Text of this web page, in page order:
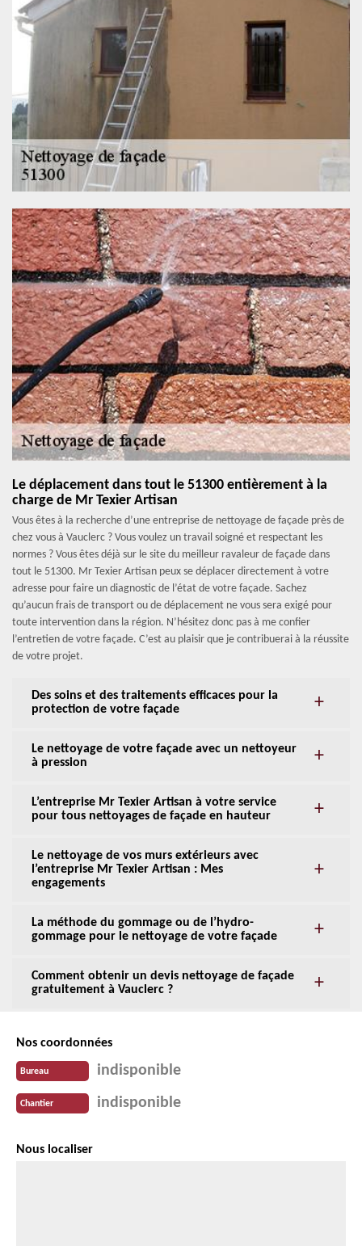
Le déplacement dans tout le 51300 entièrement à la
charge de Mr Texier Artisan
Vous êtes à la recherche d’une entreprise de nettoyage de façade près de
chez vous à Vauclerc ? Vous voulez un travail soigné et respectant les
normes ? Vous êtes déjà sur le site du meilleur ravaleur de façade dans
tout le 51300. Mr Texier Artisan peux se déplacer directement à votre
adresse pour faire un diagnostic de l’état de votre façade. Sachez
qu’aucun frais de transport ou de déplacement ne vous sera exigé pour
toute intervention dans la région. N’hésitez donc pas à me confier
l’entretien de votre façade. C’est au plaisir que je contribuerai à la réussite
de votre projet.
Des soins et des traitements efficaces pour la
protection de votre façade
Le nettoyage de votre façade avec un nettoyeur
à pression
L’entreprise Mr Texier Artisan à votre service
pour tous nettoyages de façade en hauteur
Le nettoyage de vos murs extérieurs avec
l’entreprise Mr Texier Artisan : Mes
engagements
La méthode du gommage ou de l’hydro-
gommage pour le nettoyage de votre façade
Comment obtenir un devis nettoyage de façade
gratuitement à Vauclerc ?
Nos coordonnées
Bureau indisponible
Chantier indisponible
Nous localiser